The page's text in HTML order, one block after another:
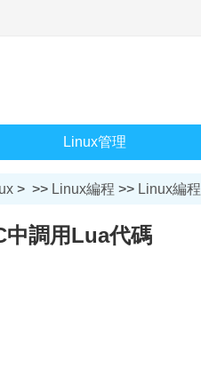
Linux管理
> >> Linux編程 >> Linux編程
中調用Lua代碼